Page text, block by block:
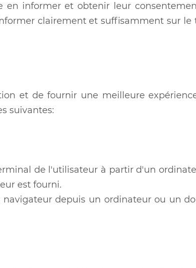
informer et obtenir leur
clairement et suffisamment sur le
et de fournir une meilleure
suivantes:
de l'utilisateur à partir d'un
est fourni.
depuis un ordinateur ou un